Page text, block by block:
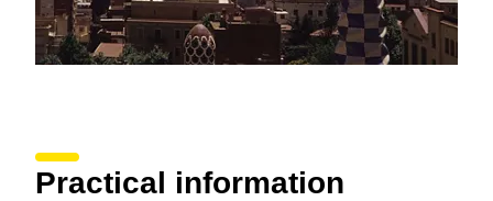
Practical information